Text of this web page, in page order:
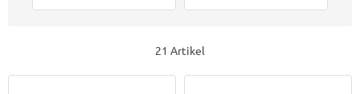
21 Artikel